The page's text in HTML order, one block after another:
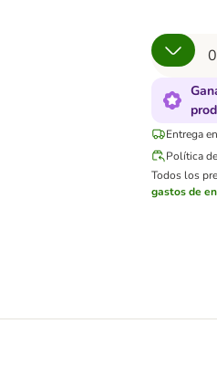
Entrega
Política
Todos los
gastos de